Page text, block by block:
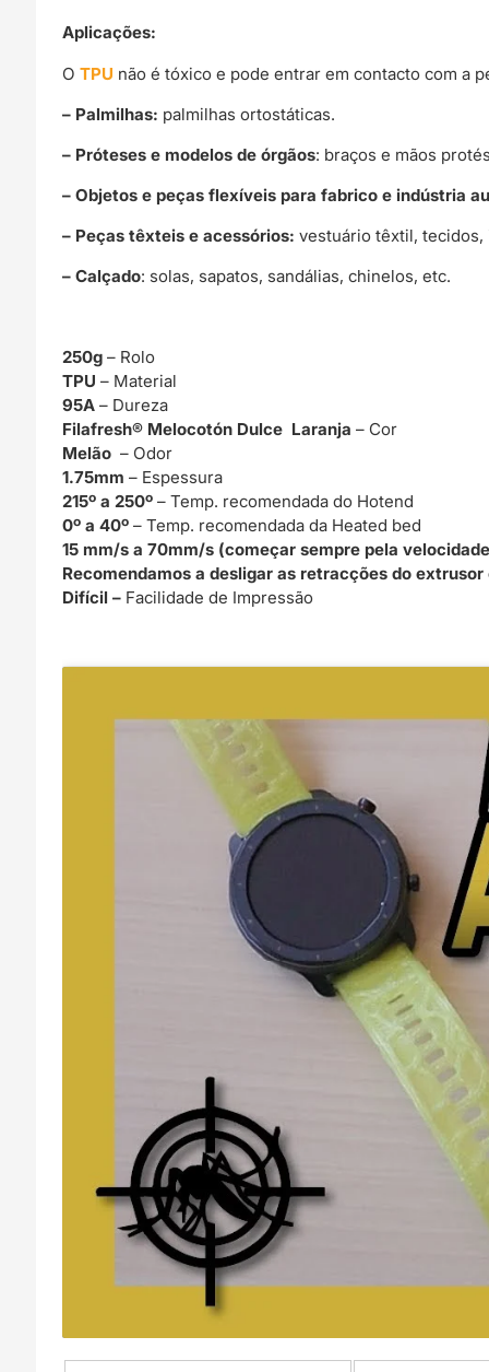
Aplicações:
OTPU não é tóxico e pode entrar em contacto com a
– Palmilhas: palmilhas ortostáticas.
– Próteses e modelos deórgãos: braços e mãos
– Objetos e peças flexíveis para fabrico e indústria
– Peças têxteis e acessórios:vestuário têxtil, tecidos,
– Calçado: solas, sapatos, sandálias, chinelos, etc.
250g – Rolo
TPU– Material
95A – Dureza
Filafresh® Melocotón Dulce Laranja– Cor
Melão – Odor
1.75mm– Espessura
215º a 250º– Temp. recomendada do Hotend
0º a 40º– Temp. recomendada da Heated bed
15 mm/s a 70mm/s (começar sempre pela
Recomendamos a desligar as retracções do
Difícil – Facilidade de Impressão